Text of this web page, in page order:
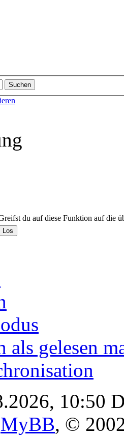
du auf diese Funktion auf die
als gelesen
10:50
MyBB, ©